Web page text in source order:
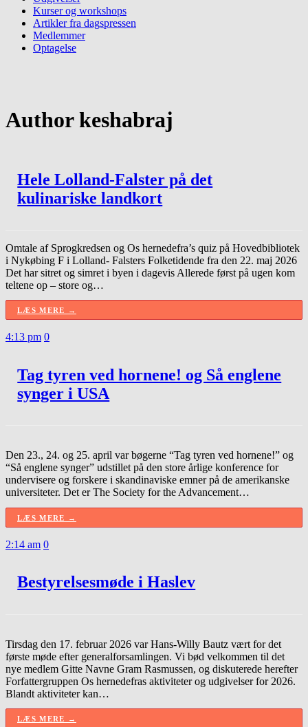
Kurser og workshops
Artikler fra dagspressen
Medlemmer
Optagelse
Author keshabraj
Hele Lolland-Falster på det
kulinariske landkort
Omtale af Sprogkredsen og Os hernedefra’s quiz på Hovedbibliotek
i Nykøbing F i Lolland- Falsters Folketidende fra den 22. maj 2026
Det har sitret og simret i byen i dagevis Allerede først på ugen kom
teltene op – store og…
LÆS MERE →
4:13 pm 0
Tag tyren ved hornene! og Så englene
synger i USA
Den 23., 24. og 25. april var bøgerne “Tag tyren ved hornene!” og
“Så englene synger” udstillet på den store årlige konference for
undervisere og forskere i skandinaviske emner på de amerikanske
universiteter. Det er The Society for the Advancement…
LÆS MERE →
2:14 am 0
Bestyrelsesmøde i Haslev
Tirsdag den 17. februar 2026 var Hans-Willy Bautz vært for det
første møde efter generalforsamlingen. Vi bød velkommen til det
nye medlem Gitte Navne Gram Rasmussen, og diskuterede herefter
Forfattergruppen Os hernedefras aktiviteter og udgivelser for 2026.
Blandt aktiviteter kan…
LÆS MERE →